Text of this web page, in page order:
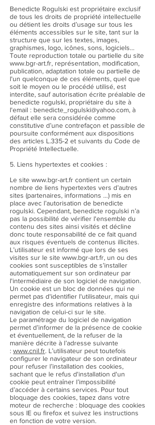
Benedicte Rogulski est propriétaire exclusif
de tous les droits de propriété intellectuelle
ou détient les droits d’usage sur tous les
éléments accessibles sur le site, tant sur la
structure que sur les textes, images,
graphismes, logo, icônes, sons, logiciels…
Toute reproduction totale ou partielle du site
www.bgr-art.fr, représentation, modification,
publication, adaptation totale ou partielle de
l'un quelconque de ces éléments, quel que
soit le moyen ou le procédé utilisé, est
interdite, sauf autorisation écrite préalable de
benedicte rogulski, propriétaire du site à
l'email : benedicte_rogulski@yahoo.com, à
défaut elle sera considérée comme
constitutive d’une contrefaçon et passible de
poursuite conformément aux dispositions
des articles L.335-2 et suivants du Code de
Propriété Intellectuelle.
5. Liens hypertextes et cookies :
Le site www.bgr-art.fr contient un certain
nombre de liens hypertextes vers d’autres
sites (partenaires, informations …) mis en
place avec l’autorisation de benedicte
rogulski. Cependant, benedicte rogulski n’a
pas la possibilité de vérifier l'ensemble du
contenu des sites ainsi visités et décline
donc toute responsabilité de ce fait quand
aux risques éventuels de contenus illicites.
L’utilisateur est informé que lors de ses
visites sur le site www.bgr-art.fr, un ou des
cookies sont susceptibles de s’installer
automatiquement sur son ordinateur par
l'intermédiaire de son logiciel de navigation.
Un cookie est un bloc de données qui ne
permet pas d'identifier l'utilisateur, mais qui
enregistre des informations relatives à la
navigation de celui-ci sur le site.
Le paramétrage du logiciel de navigation
permet d’informer de la présence de cookie
et éventuellement, de la refuser de la
manière décrite à l’adresse suivante
: www.cnil.fr. L’utilisateur peut toutefois
configurer le navigateur de son ordinateur
pour refuser l’installation des cookies,
sachant que le refus d'installation d'un
cookie peut entraîner l’impossibilité
d’accéder à certains services. Pour tout
bloquage des cookies, tapez dans votre
moteur de recherche : bloquage des cookies
sous IE ou firefox et suivez les instructions
en fonction de votre version.